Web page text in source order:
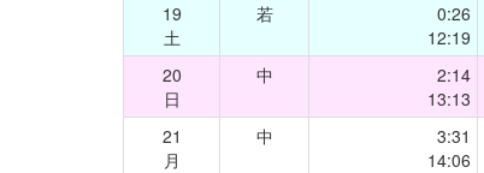
19
土
若
0:26
12:19
20
日
中
2:14
13:13
21
月
中
3:31
14:06